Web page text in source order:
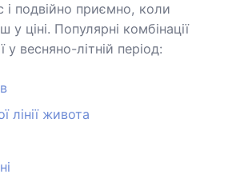
подвійно приємно, коли
ціні. Популярні комбінації
у весняно-літній період:
лінії живота